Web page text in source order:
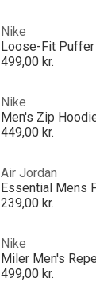
Nike
Loose-Fit
499,00 kr.
Nike
Men's Zip
449,00 kr.
Air Jordan
Essential Mens
239,00 kr.
Nike
Miler Men's
499,00 kr.